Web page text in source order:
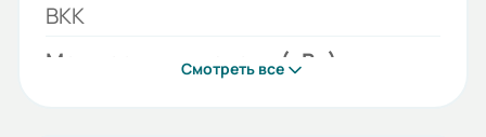
ВКК
Мощность двигателя (кВт):
Смотреть все